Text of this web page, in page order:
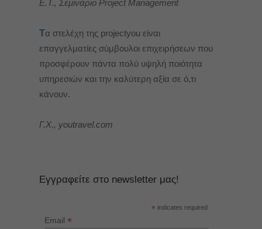
Ε.Τ., Σεμινάριο Project Management
Τα στελέχη της projectyou είναι
επαγγελματίες σύμβουλοι επιχειρήσεων που
προσφέρουν πάντα πολύ υψηλή ποιότητα
υπηρεσιών και την καλύτερη αξία σε ό,τι
κάνουν.
Γ.Χ., youtravel.com
Εγγραφείτε στο newsletter μας!
* indicates required
Email *